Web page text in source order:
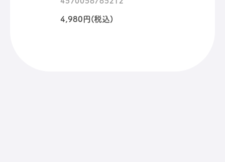
4,980円(税込)